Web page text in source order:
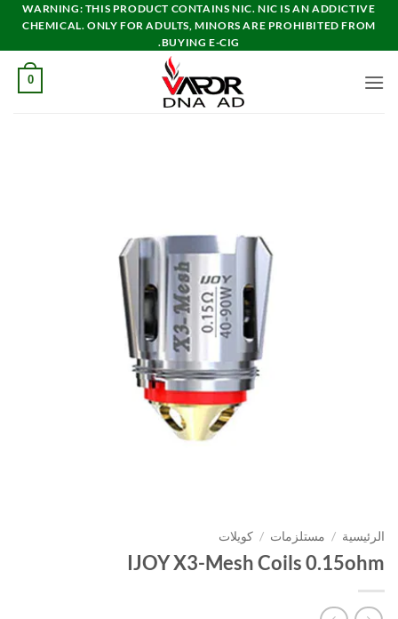
تخطي
للمحتوى
WARNING: THIS PRODUCT CONTAINS NIC. NIC IS AN ADDICTIVE
CHEMICAL. ONLY FOR ADULTS, MINORS ARE PROHIBITED FROM
BUYING E-CIG.
0
الرئيسية / مستلزمات / كويلات
IJOY X3-Mesh Coils 0.15ohm